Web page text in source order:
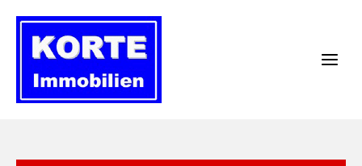
Inhalt
springen